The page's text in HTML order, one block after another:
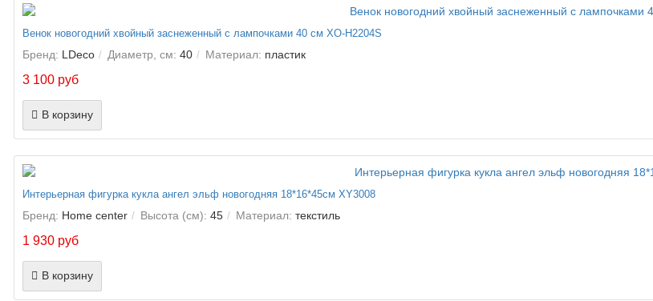
Венок новогодний хвойный заснеженный с лампочками 40 см XO-H2204S
Бренд: LDeco Диаметр, см: 40 Материал: пластик
3 100 руб
В корзину
Интерьерная фигурка кукла ангел эльф новогодняя 18*16*45см XY3008
Бренд: Home center Высота (см): 45 Материал: текстиль
1 930 руб
В корзину